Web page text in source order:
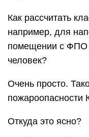
Как рассчитать
например, для
помещении с ФПО
человек?
Очень просто.
пожароопасности
Откуда это ясно?